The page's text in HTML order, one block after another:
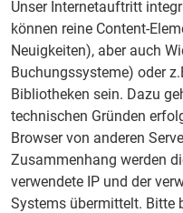
Unser Internetauftritt
können reine Content-
Neuigkeiten), aber auch
Buchungssysteme) oder
Bibliotheken sein. Dazu
technischen Gründen
Browser von anderen
Zusammenhang werden
verwendete IP und der
Systems übermittelt. Bitte